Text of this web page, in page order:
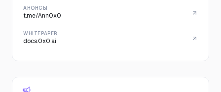
АНОНСЫ
t.me/Ann0x0
WHITEPAPER
docs.0x0.ai